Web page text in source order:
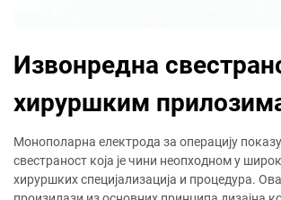
Извонредна
хируршким
Монополарна електрода за операцију
свестраност која је чини неопходном у
хируршких специјализација и процедура.